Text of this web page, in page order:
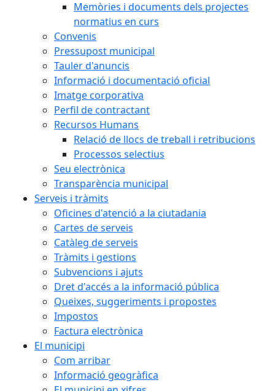
Memòries i documents dels projectes
normatius en curs
Convenis
Pressupost municipal
Tauler d'anuncis
Informació i documentació oficial
Imatge corporativa
Perfil de contractant
Recursos Humans
Relació de llocs de treball i retribucions
Processos selectius
Seu electrònica
Transparència municipal
Serveis i tràmits
Oficines d'atenció a la ciutadania
Cartes de serveis
Catàleg de serveis
Tràmits i gestions
Subvencions i ajuts
Dret d'accés a la informació pública
Queixes, suggeriments i propostes
Impostos
Factura electrònica
El municipi
Com arribar
Informació geogràfica